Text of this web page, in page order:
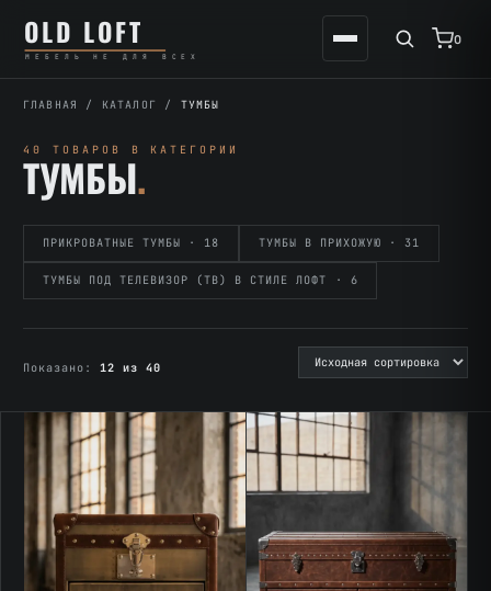
содержимому
содержимому
OLD LOFT
МЕБЕЛЬ НЕ ДЛЯ ВСЕХ
0
ГЛАВНАЯ / КАТАЛОГ / ТУМБЫ
40 ТОВАРОВ В КАТЕГОРИИ
ТУМБЫ.
ПРИКРОВАТНЫЕ ТУМБЫ · 18 ТУМБЫ В ПРИХОЖУЮ · 31
ТУМБЫ ПОД ТЕЛЕВИЗОР (ТВ) В СТИЛЕ ЛОФТ · 6
Показано:12 из 40